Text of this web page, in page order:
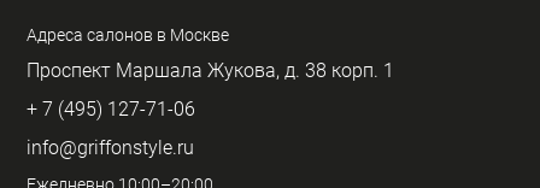
Адреса салонов в Москве
Проспект Маршала Жукова, д. 38 корп. 1
+ 7 (495) 127-71-06
info@griffonstyle.ru